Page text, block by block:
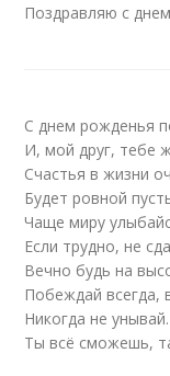
Поздравляю с
С днем рожденья
И, мой друг, тебе
Счастья в жизни
Будет ровной
Чаще миру
Если трудно, не
Вечно будь на
Побеждай всегда,
Никогда не унывай.
Ты всё сможешь,